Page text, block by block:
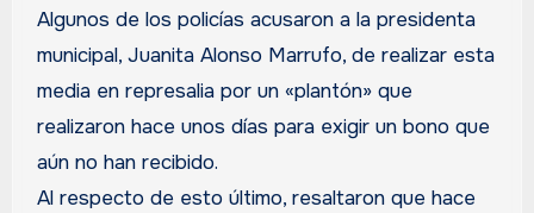
Algunos de los policías acusaron a la presidenta
municipal, Juanita Alonso Marrufo, de realizar esta
media en represalia por un «plantón» que
realizaron hace unos días para exigir un bono que
aún no han recibido.
Al respecto de esto último, resaltaron que hace